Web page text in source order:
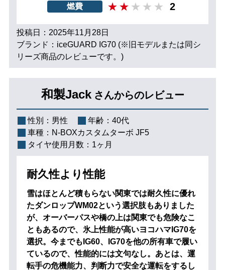
燃費 2
投稿日：2025年11月28日
ブランド：iceGUARD IG70 (※旧モデルまたは同シ
リーズ商品のレビューです。)
和製Jack さんからのレビュー
性別： 男性 年齢： 40代
車種： N-BOXカスタムターボ JF5
タイヤ使用月数： 1ヶ月
耐久性より性能
雪はほとんど積もらない関東では耐久性に優れ
たダンロップWM02という選択肢もありました
が、オーバーパスや橋の上は関東でも危険なこ
ともあるので、氷上性能が高いヨコハマIG70を
選択。今までもIG60、IG70を他の所有車で履い
ているので、性能的には文句なし。あとは、運
転手の危機能力、判断力で安全な運転をするし